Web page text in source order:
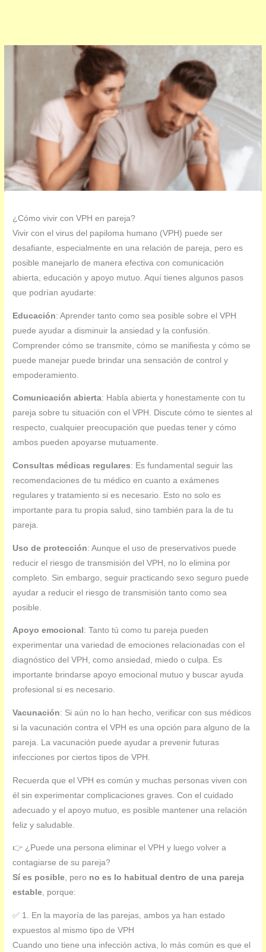
¿Cómo vivir con VPH en pareja?
Vivir con el virus del papiloma humano (VPH) puede ser
desafiante, especialmente en una relación de pareja, pero es
posible manejarlo de manera efectiva con comunicación
abierta, educación y apoyo mutuo. Aquí tienes algunos pasos
que podrían ayudarte:
Educación: Aprender tanto como sea posible sobre el VPH
puede ayudar a disminuir la ansiedad y la confusión.
Comprender cómo se transmite, cómo se manifiesta y cómo se
puede manejar puede brindar una sensación de control y
empoderamiento.
Comunicación abierta: Habla abierta y honestamente con tu
pareja sobre tu situación con el VPH. Discute cómo te sientes al
respecto, cualquier preocupación que puedas tener y cómo
ambos pueden apoyarse mutuamente.
Consultas médicas regulares: Es fundamental seguir las
recomendaciones de tu médico en cuanto a exámenes
regulares y tratamiento si es necesario. Esto no solo es
importante para tu propia salud, sino también para la de tu
pareja.
Uso de protección: Aunque el uso de preservativos puede
reducir el riesgo de transmisión del VPH, no lo elimina por
completo. Sin embargo, seguir practicando sexo seguro puede
ayudar a reducir el riesgo de transmisión tanto como sea
posible.
Apoyo emocional : Tanto tú como tu pareja pueden
experimentar una variedad de emociones relacionadas con el
diagnóstico del VPH, como ansiedad, miedo o culpa. Es
importante brindarse apoyo emocional mutuo y buscar ayuda
profesional si es necesario.
Vacunación: Si aún no lo han hecho, verificar con sus médicos
si la vacunación contra el VPH es una opción para alguno de la
pareja. La vacunación puede ayudar a prevenir futuras
infecciones por ciertos tipos de VPH.
Recuerda que el VPH es común y muchas personas viven con
él sin experimentar complicaciones graves. Con el cuidado
adecuado y el apoyo mutuo, es posible mantener una relación
feliz y saludable.
👉 ¿Puede una persona eliminar el VPH y luego volver a
contagiarse de su pareja?
Sí es posible, pero no es lo habitual dentro de una pareja
estable, porque:
✅ 1. En la mayoría de las parejas, ambos ya han estado
expuestos al mismo tipo de VPH
Cuando uno tiene una infección activa, lo más común es que el